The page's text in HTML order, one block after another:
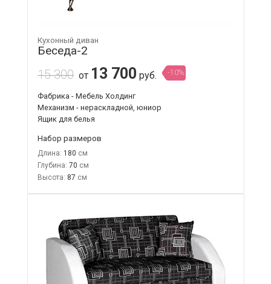
Кухонный диван
Беседа-2
15 300 от 13 700 руб. -10%
Фабрика - Мебель Холдинг
Механизм - нераскладной, юниор
Ящик для белья
Набор размеров
Длина: 180
Глубина: 70
Высота: 87